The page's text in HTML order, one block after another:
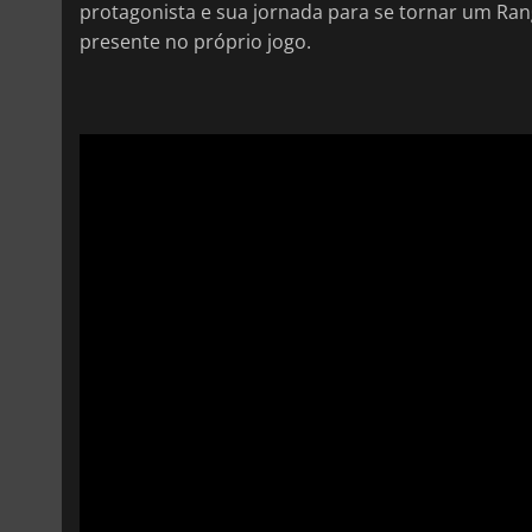
protagonista e sua jornada para se tornar um
presente no próprio jogo.